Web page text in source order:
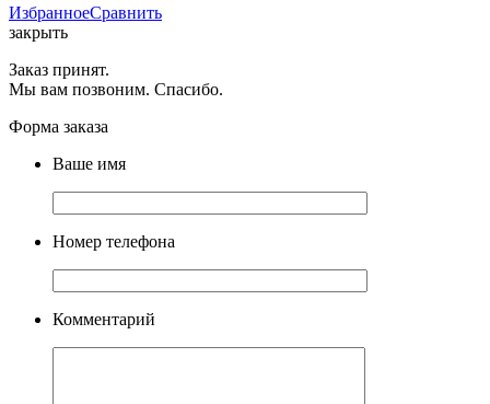
ИзбранноеСравнить
закрыть
Заказ принят.
Мы вам позвоним. Спасибо.
Форма заказа
Ваше имя
Номер телефона
Комментарий